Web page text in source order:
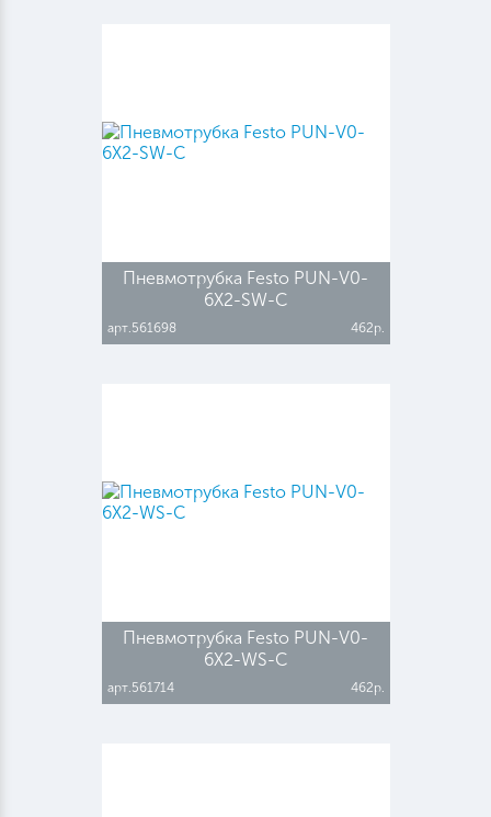
Пневмотрубка Festo PUN-V0-
6X2-SW-C
арт.561698 462р.
Пневмотрубка Festo PUN-V0-
6X2-WS-C
арт.561714 462р.